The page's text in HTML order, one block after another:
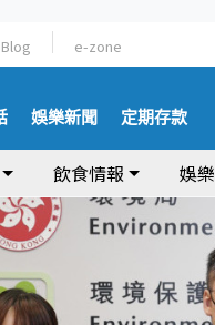
Blog e-zone
娛樂新聞 定期存款
飲食情報 娛樂